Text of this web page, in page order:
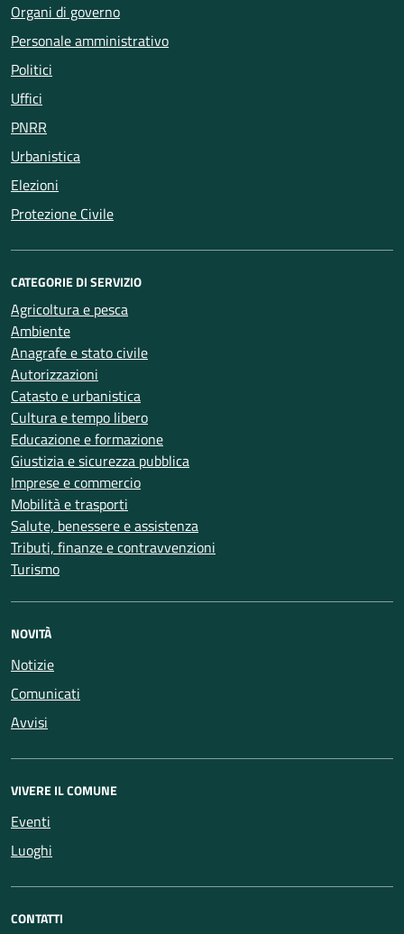
Organi di governo
Personale amministrativo
Politici
Uffici
PNRR
Urbanistica
Elezioni
Protezione Civile
CATEGORIE DI SERVIZIO
Agricoltura e pesca
Ambiente
Anagrafe e stato civile
Autorizzazioni
Catasto e urbanistica
Cultura e tempo libero
Educazione e formazione
Giustizia e sicurezza pubblica
Imprese e commercio
Mobilità e trasporti
Salute, benessere e assistenza
Tributi, finanze e contravvenzioni
Turismo
NOVITÀ
Notizie
Comunicati
Avvisi
VIVERE IL COMUNE
Eventi
Luoghi
CONTATTI